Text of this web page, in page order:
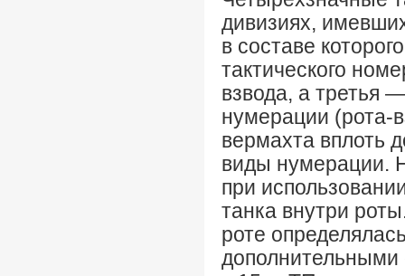
дивизиях,
в составе
тактического
взвода, а третья
нумерации (рота-
вермахта вплоть
виды нумерации.
при
танка внутри
роте
дополнительными